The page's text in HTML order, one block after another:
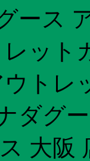
ース
ット
トレ
ダグ
大阪